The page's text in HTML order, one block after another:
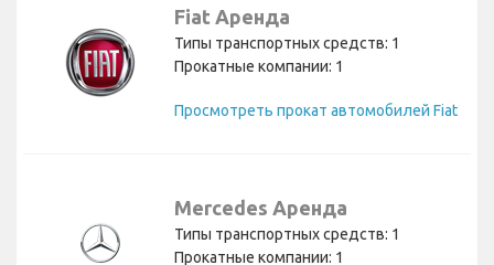
Fiat Аренда
Типы транспортных средств: 1
Прокатные компании: 1
Просмотреть прокат автомобилей Fiat
Mercedes Аренда
Типы транспортных средств: 1
Прокатные компании: 1